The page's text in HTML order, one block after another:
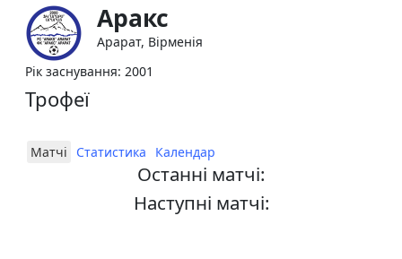
Аракс
Арарат, Вірменія
Рік заснування: 2001
Трофеї
Матчі Статистика Календар
Останні матчі:
Наступні матчі: